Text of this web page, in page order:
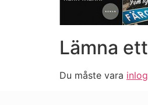
Lämna
Du måste vara